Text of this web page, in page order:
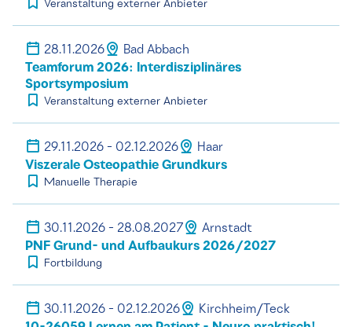
Veranstaltung externer Anbieter
28.11.2026 Bad Abbach
Teamforum 2026: Interdisziplinäres
Sportsymposium
Veranstaltung externer Anbieter
29.11.2026 - 02.12.2026 Haar
Viszerale Osteopathie Grundkurs
Manuelle Therapie
30.11.2026 - 28.08.2027 Arnstadt
PNF Grund- und Aufbaukurs 2026/2027
Fortbildung
30.11.2026 - 02.12.2026 Kirchheim/Teck